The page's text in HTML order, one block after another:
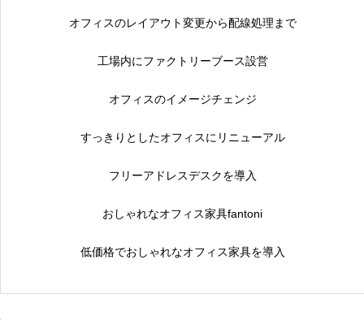
オフィスのレイアウト変更から配線処理まで
工場内にファクトリーブース設営
オフィスのイメージチェンジ
すっきりとしたオフィスにリニューアル
フリーアドレスデスクを導入
おしゃれなオフィス家具fantoni
低価格でおしゃれなオフィス家具を導入